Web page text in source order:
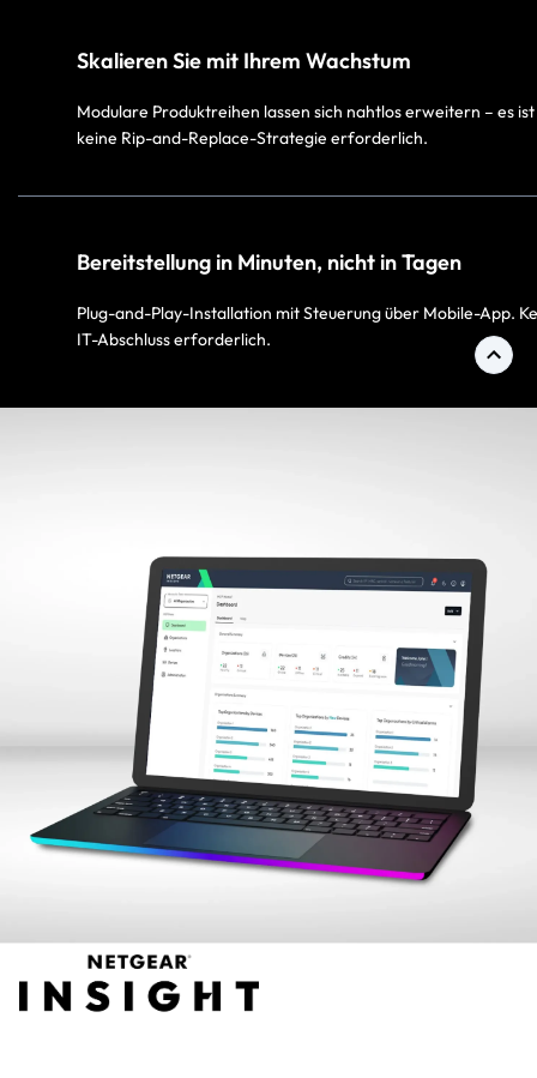
Skalieren Sie mit Ihrem Wachstum
Modulare Produktreihen lassen sich nahtlos erweitern – es ist
keine Rip-and-Replace-Strategie erforderlich.​
Bereitstellung in Minuten, nicht in Tagen​
Plug-and-Play-Installation mit Steuerung über Mobile-App.
IT-Abschluss erforderlich.​